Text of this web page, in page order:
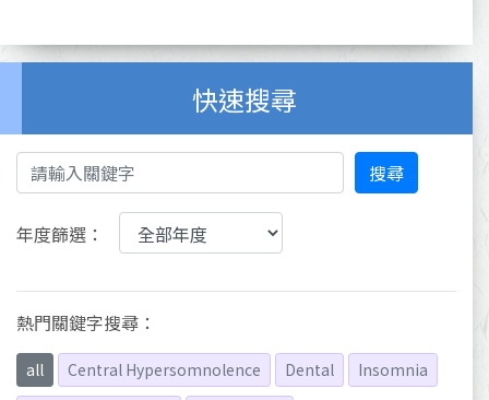
快速搜尋
搜尋
年度篩選：
熱門關鍵字搜尋：
all Central Hypersomnolence Dental
Insomnia